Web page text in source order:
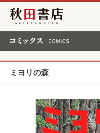
秋田書店
ミヨリの森